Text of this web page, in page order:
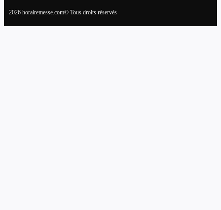
2026 horairemesse.com© Tous droits réservés